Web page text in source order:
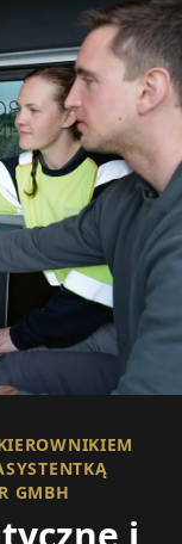
GMBH